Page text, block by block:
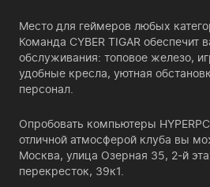
Место для геймеров любых
Команда CYBER TIGAR обеспечит
обслуживания: топовое железо,
удобные кресла, уютная
персонал.
Опробовать компьютеры
отличной атмосферой клуба вы
Москва, улица Озерная 35, 2-й
перекресток, 39к1.